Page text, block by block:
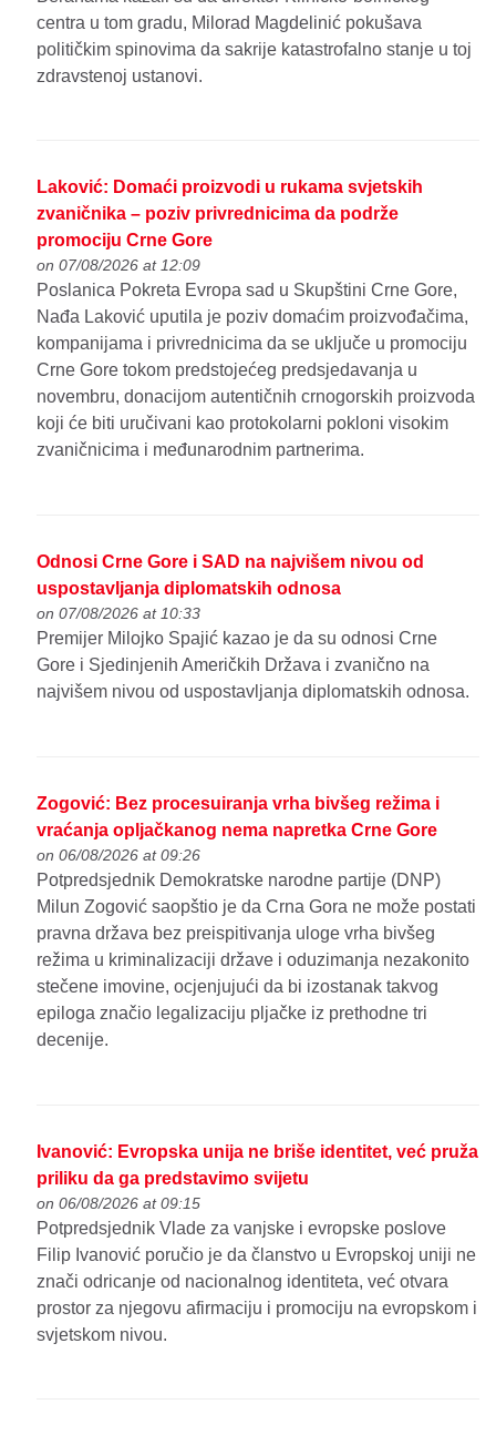
centra u tom gradu, Milorad Magdelinić pokušava
političkim spinovima da sakrije katastrofalno stanje u toj
zdravstenoj ustanovi.
Laković: Domaći proizvodi u rukama svjetskih
zvaničnika – poziv privrednicima da podrže
promociju Crne Gore
on 07/08/2026 at 12:09
Poslanica Pokreta Evropa sad u Skupštini Crne Gore,
Nađa Laković uputila je poziv domaćim proizvođačima,
kompanijama i privrednicima da se uključe u promociju
Crne Gore tokom predstojećeg predsjedavanja u
novembru, donacijom autentičnih crnogorskih proizvoda
koji će biti uručivani kao protokolarni pokloni visokim
zvaničnicima i međunarodnim partnerima.
Odnosi Crne Gore i SAD na najvišem nivou od
uspostavljanja diplomatskih odnosa
on 07/08/2026 at 10:33
Premijer Milojko Spajić kazao je da su odnosi Crne
Gore i Sjedinjenih Američkih Država i zvanično na
najvišem nivou od uspostavljanja diplomatskih odnosa.
Zogović: Bez procesuiranja vrha bivšeg režima i
vraćanja opljačkanog nema napretka Crne Gore
on 06/08/2026 at 09:26
Potpredsjednik Demokratske narodne partije (DNP)
Milun Zogović saopštio je da Crna Gora ne može postati
pravna država bez preispitivanja uloge vrha bivšeg
režima u kriminalizaciji države i oduzimanja nezakonito
stečene imovine, ocjenjujući da bi izostanak takvog
epiloga značio legalizaciju pljačke iz prethodne tri
decenije.
Ivanović: Evropska unija ne briše identitet, već pruža
priliku da ga predstavimo svijetu
on 06/08/2026 at 09:15
Potpredsjednik Vlade za vanjske i evropske poslove
Filip Ivanović poručio je da članstvo u Evropskoj uniji ne
znači odricanje od nacionalnog identiteta, već otvara
prostor za njegovu afirmaciju i promociju na evropskom i
svjetskom nivou.